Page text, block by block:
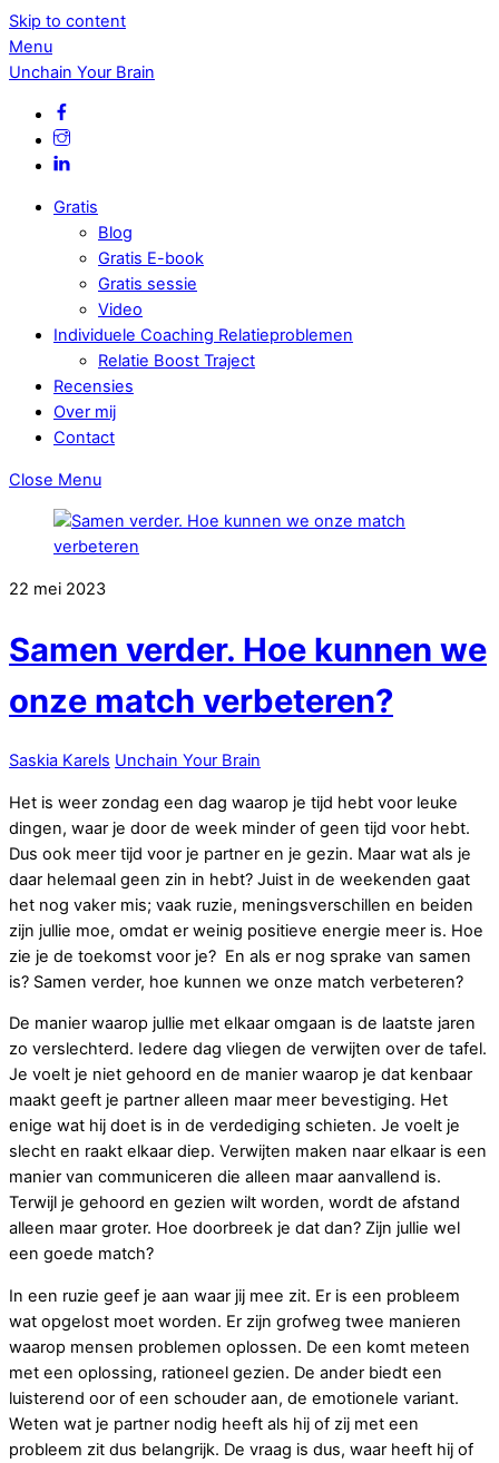
Skip to content
Menu
Unchain Your Brain
Gratis
Blog
Gratis E-book
Gratis sessie
Video
Individuele Coaching Relatieproblemen
Relatie Boost Traject
Recensies
Over mij
Contact
Close Menu
22 mei 2023
Samen verder. Hoe kunnen we
onze match verbeteren?
Saskia Karels Unchain Your Brain
Het is weer zondag een dag waarop je tijd hebt voor leuke
dingen, waar je door de week minder of geen tijd voor hebt.
Dus ook meer tijd voor je partner en je gezin. Maar wat als je
daar helemaal geen zin in hebt? Juist in de weekenden gaat
het nog vaker mis; vaak ruzie, meningsverschillen en beiden
zijn jullie moe, omdat er weinig positieve energie meer is. Hoe
zie je de toekomst voor je? En als er nog sprake van samen
is? Samen verder, hoe kunnen we onze match verbeteren?
De manier waarop jullie met elkaar omgaan is de laatste jaren
zo verslechterd. Iedere dag vliegen de verwijten over de tafel.
Je voelt je niet gehoord en de manier waarop je dat kenbaar
maakt geeft je partner alleen maar meer bevestiging. Het
enige wat hij doet is in de verdediging schieten. Je voelt je
slecht en raakt elkaar diep. Verwijten maken naar elkaar is een
manier van communiceren die alleen maar aanvallend is.
Terwijl je gehoord en gezien wilt worden, wordt de afstand
alleen maar groter. Hoe doorbreek je dat dan? Zijn jullie wel
een goede match?
In een ruzie geef je aan waar jij mee zit. Er is een probleem
wat opgelost moet worden. Er zijn grofweg twee manieren
waarop mensen problemen oplossen. De een komt meteen
met een oplossing, rationeel gezien. De ander biedt een
luisterend oor of een schouder aan, de emotionele variant.
Weten wat je partner nodig heeft als hij of zij met een
probleem zit dus belangrijk. De vraag is dus, waar heeft hij of